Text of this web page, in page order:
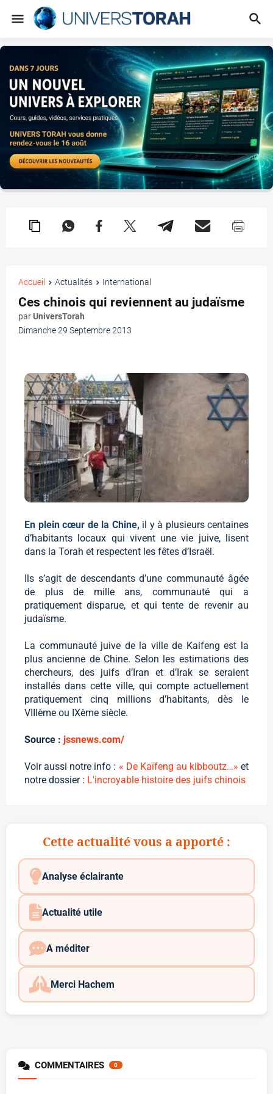
Accueil Actualités International
Ces chinois qui reviennent au judaïsme
parUniversTorah
Dimanche 29 Septembre 2013
En plein cœur de la Chine, il y à plusieurs centaines
d’habitants locaux qui vivent une vie juive, lisent
dans la Torah et respectent les fêtes d’Israël.
Ils s’agit de descendants d’une communauté âgée
de plus de mille ans, communauté qui a
pratiquement disparue, et qui tente de revenir au
judaïsme.
La communauté juive de la ville de Kaifeng est la
plus ancienne de Chine. Selon les estimations des
chercheurs, des juifs d’Iran et d’Irak se seraient
installés dans cette ville, qui compte actuellement
pratiquement cinq millions d’habitants, dès le
VIIIème ou IXème siècle.
Source : jssnews.com/
Voir aussi notre info : « De Kaïfeng au kibboutz…» et
notre dossier : L'incroyable histoire des juifs chinois
Cette actualité vous a apporté :
Analyse éclairante
Actualité utile
A méditer
Merci Hachem
COMMENTAIRES 0